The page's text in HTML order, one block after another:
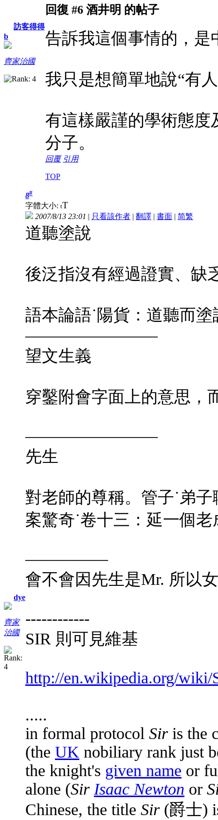
訪客得得
b
齊家治國
回復 #6 酒井明 的帖子
告訴我這個事情的，是
我只是想簡單地說“有
有這樣嚴謹的學術態度
分子。
回覆 引用
TOP
dye
齊家
治國
8#
字體大小: tT
2007/8/13 23:01 | 只看該作者 | 翻譯 | 書面 | 简繁
道聽塗說
後泛指沒有經過證實、缺
語本論語˙陽貨： 道聽而塗
————————
望文生義
穿鑿附會字面上的意思，
————————
先生
對老師的尊稱。管子˙弟子
案驚奇˙卷十三： 延一個老
—————
會不會因 先生是Mr. 所以女
------------
SIR 則可見維基
http://en.wikipedia.org/wiki/
.....
in formal protocol Siris the
(the UK nobiliary rank just
the knight's given name or
alone (Sir Isaac Newton or
Chinese, the title Sir(爵士)